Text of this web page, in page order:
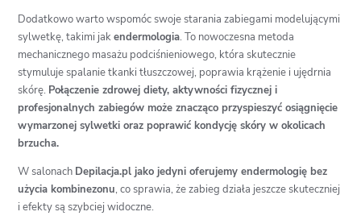
Dodatkowo warto wspomóc swoje starania zabiegami modelującymi
sylwetkę, takimi jakendermologia. To nowoczesna metoda
mechanicznego masażu podciśnieniowego, która skutecznie
stymuluje spalanie tkanki tłuszczowej, poprawia krążenie i ujędrnia
skórę. Połączenie zdrowej diety, aktywności fizycznej i
profesjonalnych zabiegów może znacząco przyspieszyć osiągnięcie
wymarzonej sylwetki oraz poprawić kondycję skóry w okolicach
brzucha.
W salonach Depilacja.pl jako jedyni oferujemy endermologię bez
użycia kombinezonu, co sprawia, że zabieg działa jeszcze skuteczniej
i efekty są szybciej widoczne.